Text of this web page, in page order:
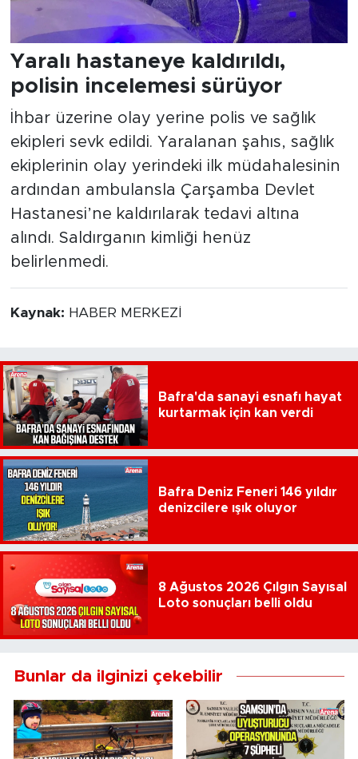
Yaralı hastaneye kaldırıldı,
polisin incelemesi sürüyor
İhbar üzerine olay yerine polis ve sağlık
ekipleri sevk edildi. Yaralanan şahıs, sağlık
ekiplerinin olay yerindeki ilk müdahalesinin
ardından ambulansla Çarşamba Devlet
Hastanesi’ne kaldırılarak tedavi altına
alındı. Saldırganın kimliği henüz
belirlenmedi.
Kaynak: HABER MERKEZİ
Bafra'da sanayi esnafı hayat
kurtarmak için kan verdi
Bafra Deniz Feneri 146 yıldır
denizcilere ışık oluyor
8 Ağustos 2026 Çılgın Sayısal
Loto sonuçları belli oldu
Bunlar da ilginizi çekebilir